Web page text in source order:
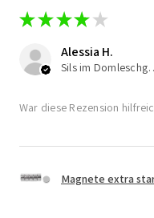
★★ ★★ ★
Alessia H.
Sils im
War diese Rezension
Magnete extra